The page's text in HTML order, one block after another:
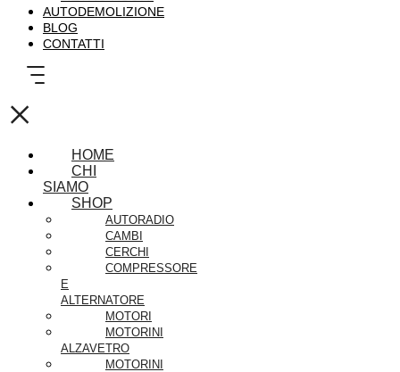
AUTODEMOLIZIONE
BLOG
CONTATTI
×
HOME
CHI
SIAMO
SHOP
AUTORADIO
CAMBI
CERCHI
COMPRESSORE
E
ALTERNATORE
MOTORI
MOTORINI
ALZAVETRO
MOTORINI